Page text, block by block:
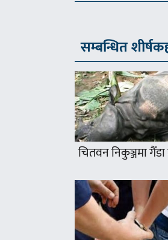
सम्बन्धित
चितवन निकुञ्जमा